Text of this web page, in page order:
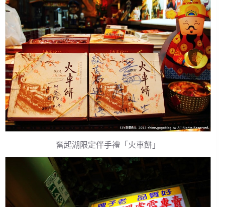
奮起湖限定伴手禮「火車餅」